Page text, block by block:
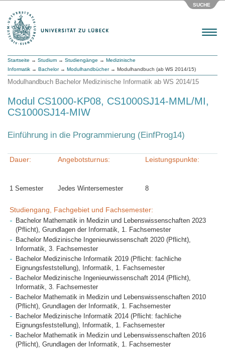
SUCHE
Menu
Startseite → Studium → Studiengänge → Medizinische
Informatik → Bachelor→ Modulhandbücher→ Modulhandbuch (ab WS 2014/15)
Modulhandbuch Bachelor Medizinische Informatik ab WS 2014/15
Modul CS1000-KP08, CS1000SJ14-MML/MI,
CS1000SJ14-MIW
Einführung in die Programmierung (EinfProg14)
Dauer:
1 Semester
Angebotsturnus:
Jedes Wintersemester
Leistungspunkte:
8
Studiengang, Fachgebiet und Fachsemester:
Bachelor Mathematik in Medizin und Lebenswissenschaften 2023
(Pflicht), Grundlagen der Informatik, 1. Fachsemester
Bachelor Medizinische Ingenieurwissenschaft 2020 (Pflicht),
Informatik, 3. Fachsemester
Bachelor Medizinische Informatik 2019 (Pflicht: fachliche
Eignungsfeststellung), Informatik, 1. Fachsemester
Bachelor Medizinische Ingenieurwissenschaft 2014 (Pflicht),
Informatik, 3. Fachsemester
Bachelor Mathematik in Medizin und Lebenswissenschaften 2010
(Pflicht), Grundlagen der Informatik, 1. Fachsemester
Bachelor Medizinische Informatik 2014 (Pflicht: fachliche
Eignungsfeststellung), Informatik, 1. Fachsemester
Bachelor Mathematik in Medizin und Lebenswissenschaften 2016
(Pflicht), Grundlagen der Informatik, 1. Fachsemester